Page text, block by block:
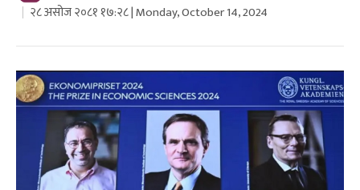
२८ असोज २०८१ १७:२८ | Monday, October 14, 2024